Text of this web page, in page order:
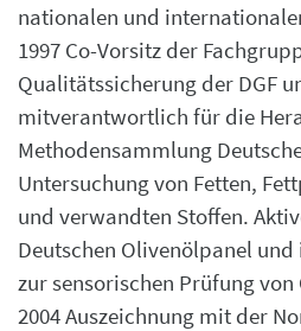
nationalen und
1997 Co-Vorsitz der
Qualitätssicherung der DGF
mitverantwortlich für die
Methodensammlung
Untersuchung von Fetten,
und verwandten Stoffen.
Deutschen Olivenölpanel
zur sensorischen Prüfung von
2004 Auszeichnung mit der